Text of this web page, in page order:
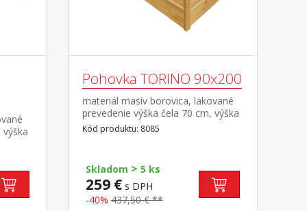
R4
Pohovka TORINO 90x200
materiál masív borovica, lakované
prevedenie výška čela 70 cm, výška
sedu 42 cm, cena bez roštu a
matraca minimálna odporúčaná
rozmer matraca 90 × 200 cm a rošt
R1 k pohovke možné dokúpiť
výsuvnú prístelku TORINO 8086
alebo 8086K
Kód produktu: 8085
Skladom > 5 ks
259 €s DPH
-40% 437,50 € **